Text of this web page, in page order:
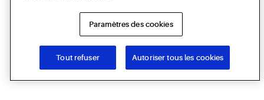
Paramètres des cookies
Tout refuser Autoriser tous les cookies